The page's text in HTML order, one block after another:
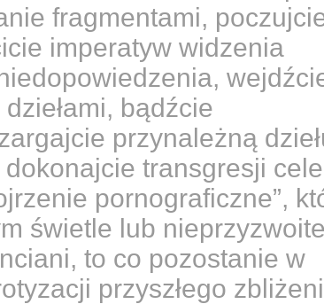
fragmentami,
imperatyw widzenia
bądźcie
przynależną
transgresji
pornograficzne”,
świetle lub
to co pozostanie w
przyszłego